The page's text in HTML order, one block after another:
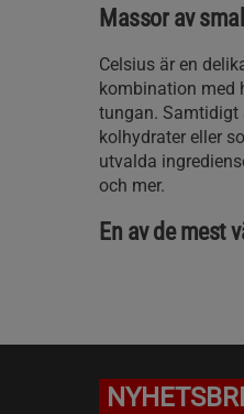
Massor av
Celsius är en
kombination med
tungan. Samtidigt
kolhydrater eller
utvalda
och mer.
En av de mest